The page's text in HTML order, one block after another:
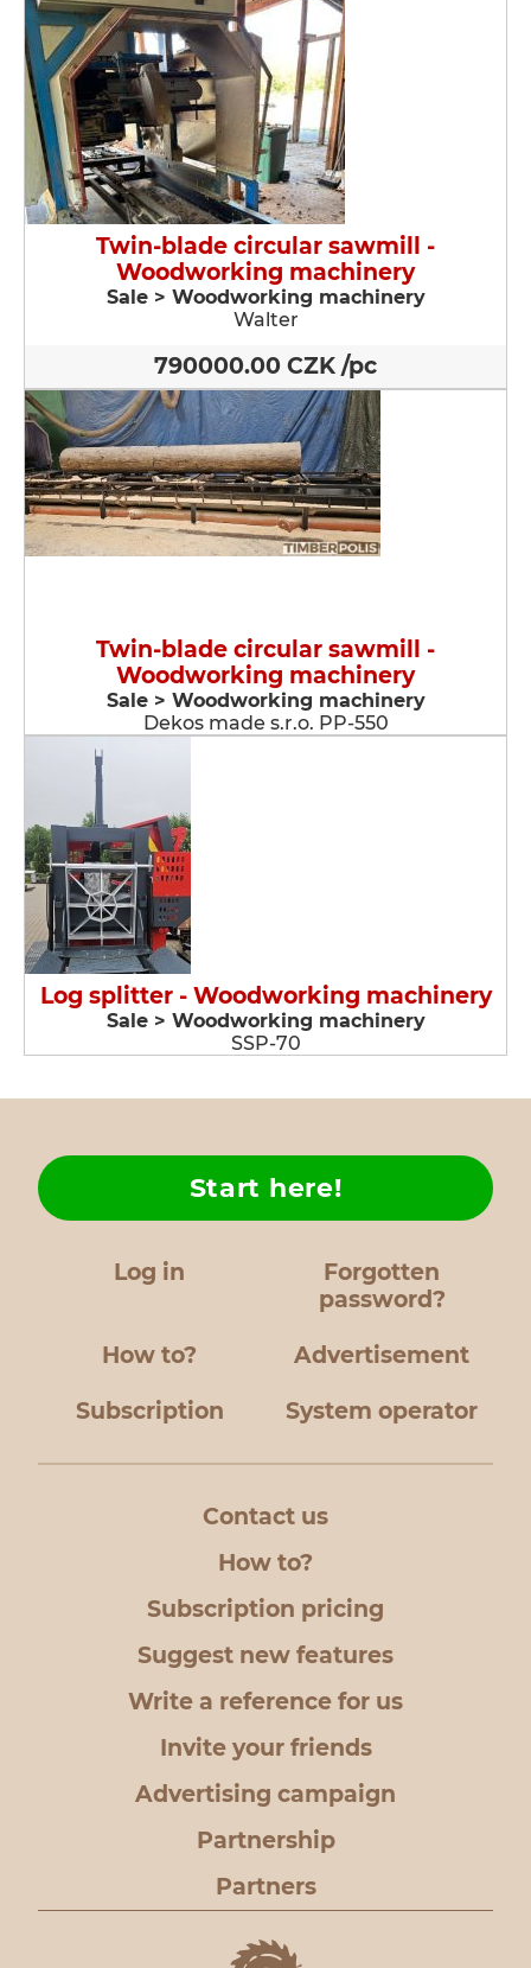
Twin-blade circular sawmill -
Woodworking machinery
Sale > Woodworking machinery
Walter
790000.00 CZK /pc
Twin-blade circular sawmill -
Woodworking machinery
Sale > Woodworking machinery
Dekos made s.r.o. PP-550
Log splitter - Woodworking machinery
Sale > Woodworking machinery
SSP-70
Log in
Forgotten
password?
How to?
Start here!
Advertisement
Subscription System operator
Contact us
How to?
Subscription pricing
Suggest new features
Write a reference for us
Invite your friends
Advertising campaign
Partnership
Partners